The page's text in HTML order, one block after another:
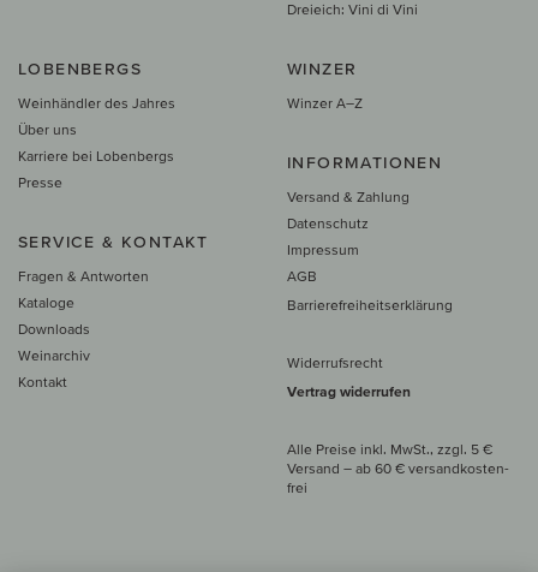
Dreieich: Vini di Vini
LOBENBERGS
Weinhändler des Jahres
Über uns
Karriere bei Lobenbergs
Presse
SERVICE & KONTAKT
Fragen & Antworten
Kataloge
Downloads
Weinarchiv
Kontakt
WINZER
Winzer A–Z
INFORMATIONEN
Versand & Zahlung
Datenschutz
Impressum
AGB
Barrierefreiheitserklärung
Widerrufsrecht
Vertrag widerrufen
Alle Preise inkl. MwSt., zzgl. 5 €
Versand – ab 60 € versand­kosten­
frei